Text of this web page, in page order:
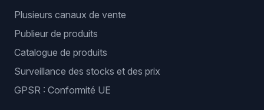
Plusieurs canaux de vente
Publieur de produits
Catalogue de produits
Surveillance des stocks et des prix
GPSR : Conformité UE